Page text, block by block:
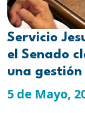
Servicio
el Senado
una
5 de Mayo,